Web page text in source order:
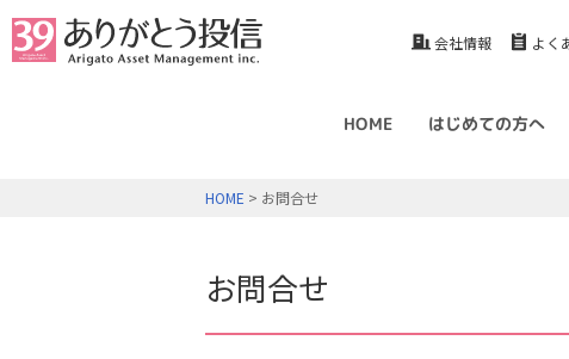
会社情報 よく
HOME はじめての方へ
HOME > お問合せ
お問合せ